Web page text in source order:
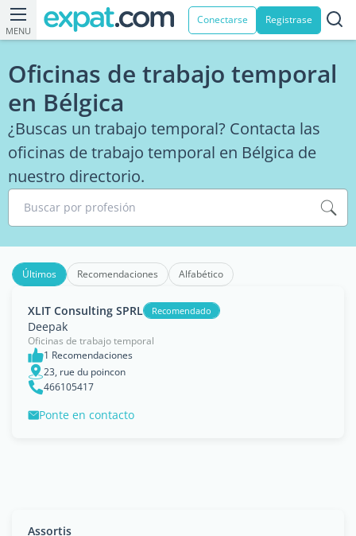
MENU
Conectarse Registrase
Oficinas de trabajo temporal
en Bélgica
¿Buscas un trabajo temporal? Contacta las
oficinas de trabajo temporal en Bélgica de
nuestro directorio.
Buscar por profesión
Últimos Recomendaciones Alfabético
XLIT Consulting SPRL Recomendado
Deepak
Oficinas de trabajo temporal
1 Recomendaciones
23, rue du poincon
466105417
Ponte en contacto
Assortis